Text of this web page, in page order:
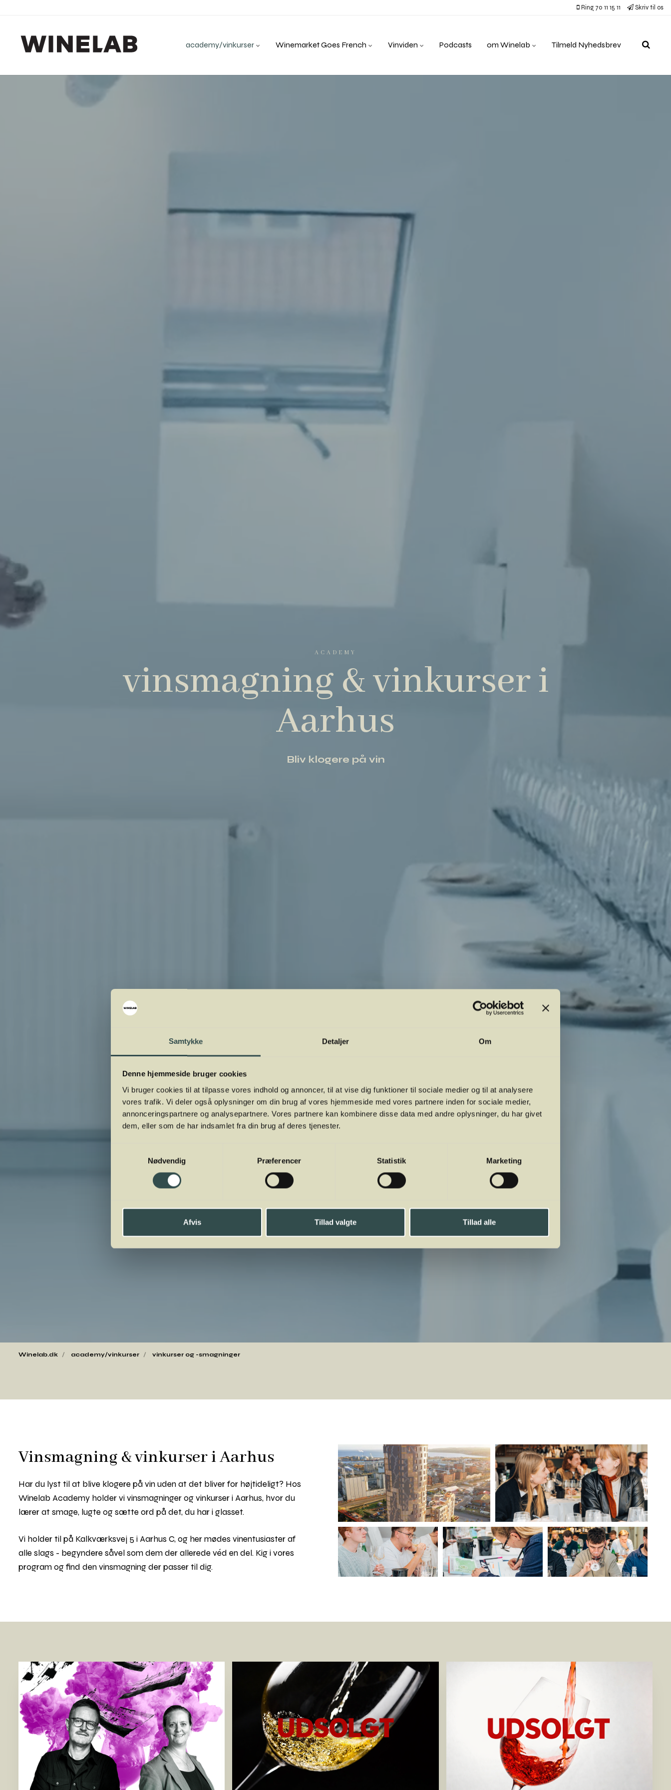
Samtykke Detaljer Om
Denne hjemmeside bruger cookies
Vi bruger cookies til at tilpasse vores indhold og annoncer, til at vise dig funktioner til sociale medier og til at analysere
vores trafik. Vi deler også oplysninger om din brug af vores hjemmeside med vores partnere inden for sociale medier,
annonceringspartnere og analysepartnere. Vores partnere kan kombinere disse data med andre oplysninger, du har givet
dem, eller som de har indsamlet fra din brug af deres tjenester.
Nødvendig
Præferencer Statistik Marketing
Afvis Tillad valgte Tillad alle
Ring 70 11 15 11 Skriv til os
academy/vinkurser Winemarket Goes French Vinviden Podcasts om Winelab Tilmeld Nyhedsbrev
ACADEMY
vinsmagning & vinkurser i
Aarhus
Bliv klogere på vin
Winelab.dk academy/vinkurser vinkurser og -smagninger
Vinsmagning & vinkurser i Aarhus
Har du lyst til at blive klogere på vin uden at det bliver for højtideligt? Hos
Winelab Academy holder vi vinsmagninger og vinkurser i Aarhus, hvor du
lærer at smage, lugte og sætte ord på det, du har i glasset.
Vi holder til på Kalkværksvej 5 i Aarhus C, og her mødes vinentusiaster af
alle slags - begyndere såvel som dem der allerede véd en del. Kig i vores
program og find den vinsmagning der passer til dig.